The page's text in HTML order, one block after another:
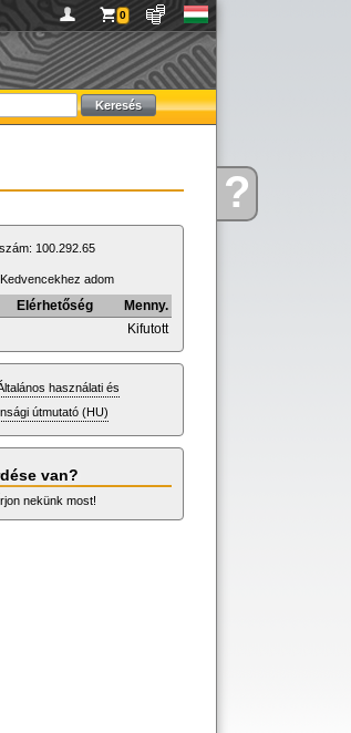
Kérdése?
0
100.292.65
Kedvencekhez adom
Elérhetőség
Menny.
Kifutott
használati és
útmutató (HU)
van?
nekünk most!